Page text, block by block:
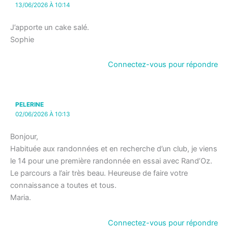
13/06/2026 À 10:14
J’apporte un cake salé.
Sophie
Connectez-vous pour répondre
PELERINE
02/06/2026 À 10:13
Bonjour,
Habituée aux randonnées et en recherche d’un club, je viens
le 14 pour une première randonnée en essai avec Rand’Oz.
Le parcours a l’air très beau. Heureuse de faire votre
connaissance a toutes et tous.
Maria.
Connectez-vous pour répondre